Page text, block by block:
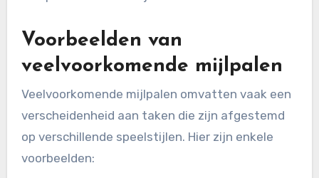
Voorbeelden van
veelvoorkomende mijlpalen
Veelvoorkomende mijlpalen omvatten vaak een
verscheidenheid aan taken die zijn afgestemd
op verschillende speelstijlen. Hier zijn enkele
voorbeelden: